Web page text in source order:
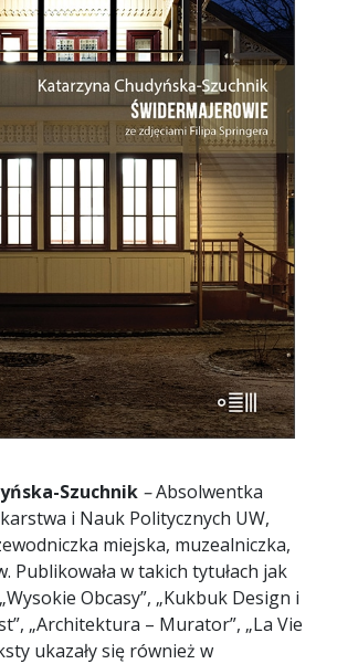
Szuchnik –Absolwentka
i Nauk Politycznych UW,
miejska, muzealniczka,
Publikowała w takich tytułach jak
Obcasy”, „Kukbuk Design i
„Architektura – Murator”, „La Vie
ukazały się również w